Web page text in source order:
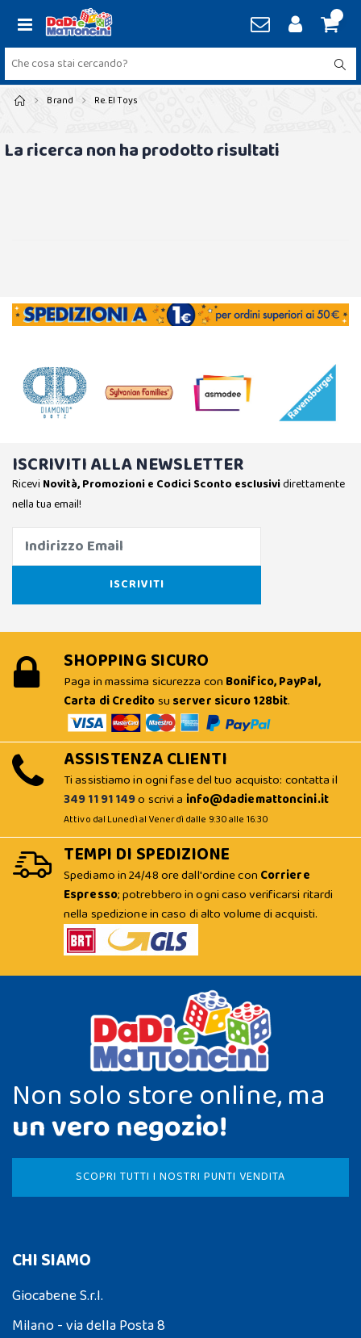
Brand Re.el Toys
La ricerca non ha prodotto risultati
ISCRIVITI ALLA NEWSLETTER
Ricevi Novità, Promozioni e Codici Sconto esclusividirettamente
nella tua email!
SHOPPING SICURO
Paga in massima sicurezza con Bonifico, PayPal,
Carta di Creditosu server sicuro 128bit.
ASSISTENZA CLIENTI
Ti assistiamo in ogni fase del tuo acquisto: contatta il
349 11 91 149o scrivi a info@dadiemattoncini.it
Attivo dal Lunedì al Venerdì dalle 9:30 alle 16:30
TEMPI DI SPEDIZIONE
Spediamo in 24/48 ore dall'ordine con Corriere
Espresso; potrebbero in ogni caso verificarsi ritardi
nella spedizione in caso di alto volume di acquisti.
Non solo store online, ma
un vero negozio!
SCOPRI TUTTI I NOSTRI PUNTI VENDITA
CHI SIAMO
Giocabene S.r.l.
Milano - via della Posta 8